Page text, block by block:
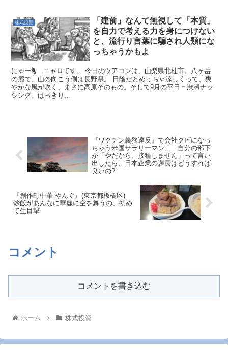
株式投資
「建前」なんて無視して「本質」
を自力で考える力を身につけない
と、流行り言葉に騙され人類にな
っちゃうかもよ
にゃー🐈 ニャロです。 今日のツアコンは、山梨県北杜市。八ヶ岳
の麓で、山の向こう側は長野県。 日陰だとめっちゃ涼しくって、爽
やかな風が吹く、まさに高原そのもの。そして9月の平日＝渋滞ナッ
シング。はっきり...
『ワクチン義務違反』で会社クビになっ
ちゃう米国サラリーマン… 自分の部下
が「やだから、接種しません」って言い
出したら、日本企業の課長はどうすれば
良いの?
『創作町中華 やんぐ』(東京都板橋区)
炒飯があんなに華麗に空を舞うの、初め
て生目撃
コメント
コメントを書き込む
ホーム 株式投資